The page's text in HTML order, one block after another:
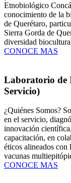
Etnobiológico
conocimiento de la
de Querétaro,
Sierra Gorda de
diversidad
CONOCE MAS
Laboratorio de
Servicio)
¿Quiénes Somos?
en el servicio,
innovación
capacitación, en
éticos alineados
vacunas
CONOCE MAS